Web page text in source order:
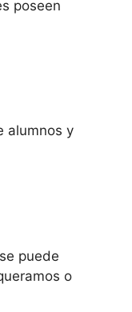
poseen
alumnos y
puede
o